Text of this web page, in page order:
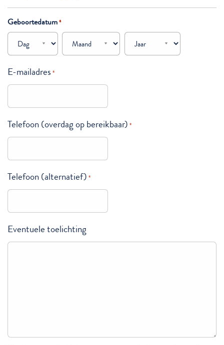
Geboortedatum*
Dag Maand
Jaar
E-mailadres *
Telefoon (overdag op bereikbaar) *
Telefoon (alternatief) *
Eventuele toelichting